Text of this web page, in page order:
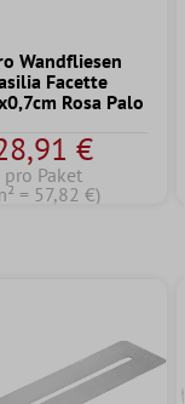
von 5 Sternen
Wandfliesen
Facette
Rosa Palo
€
pro Paket
= 57,82 €)